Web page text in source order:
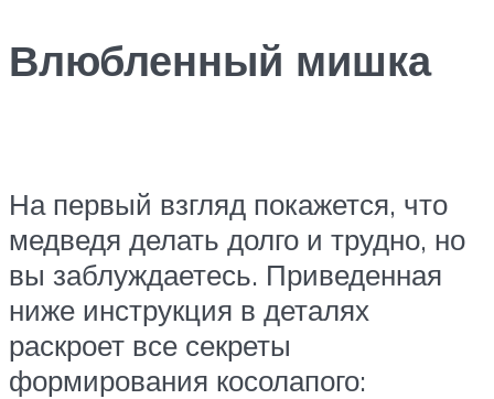
Влюбленный мишка
На первый взгляд покажется, что
медведя делать долго и трудно, но
вы заблуждаетесь. Приведенная
ниже инструкция в деталях
раскроет все секреты
формирования косолапого: